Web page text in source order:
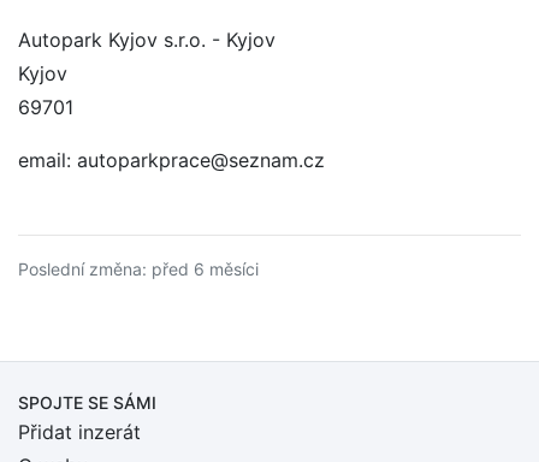
Autopark Kyjov s.r.o. - Kyjov
Kyjov
69701
email: autoparkprace@seznam.cz
Poslední změna: před 6 měsíci
SPOJTE SE SÁMI
Přidat inzerát